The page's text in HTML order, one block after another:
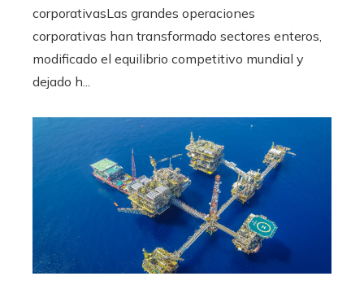
corporativasLas grandes operaciones
corporativas han transformado sectores enteros,
modificado el equilibrio competitivo mundial y
dejado h...